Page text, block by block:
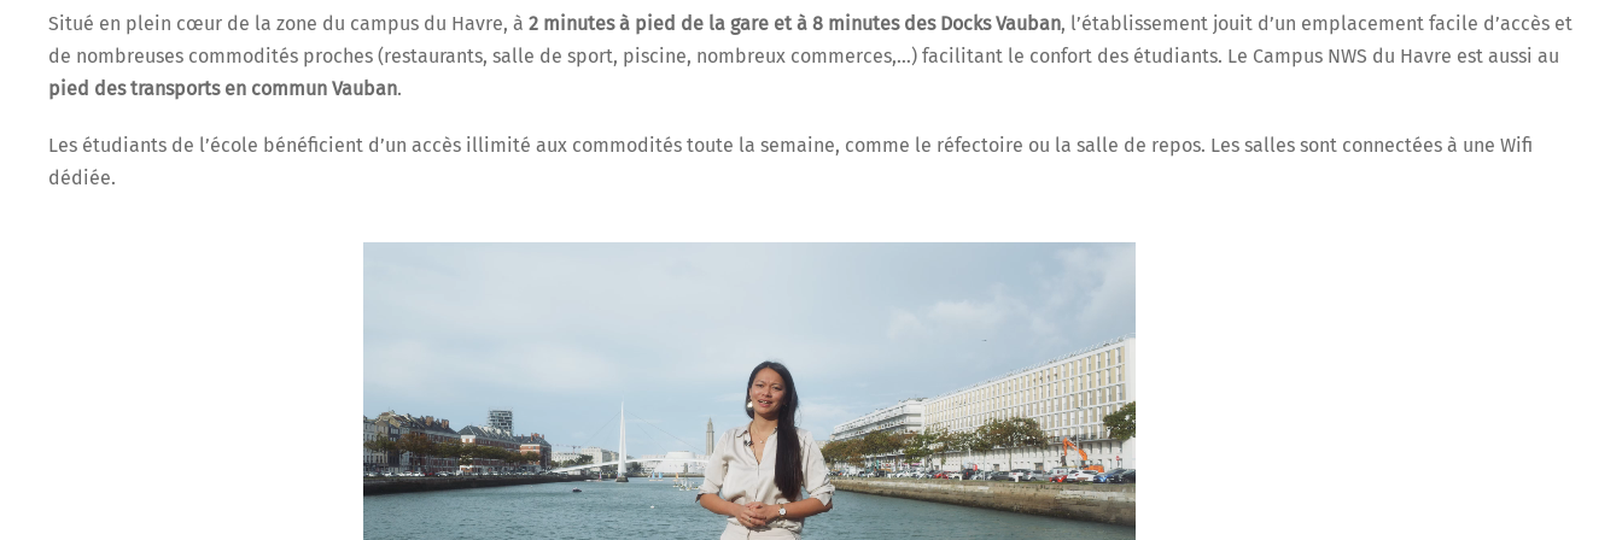
Situé en plein cœur de la zone du campus du Havre, à 2 minutes à pied de la gare et à 8 minutes des Docks Vauban, l’établissement jouit d’un emplacement facile d’accès et
de nombreuses commodités proches (restaurants, salle de sport, piscine, nombreux commerces,…) facilitant le confort des étudiants. Le Campus NWS du Havre est aussi au
pied des transports en commun Vauban.
Les étudiants de l’école bénéficient d’un accès illimité aux commodités toute la semaine, comme le réfectoire ou la salle de repos. Les salles sont connectées à une Wifi
dédiée.